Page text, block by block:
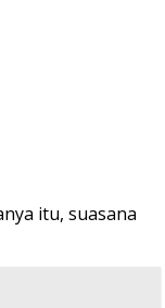
itu, suasana